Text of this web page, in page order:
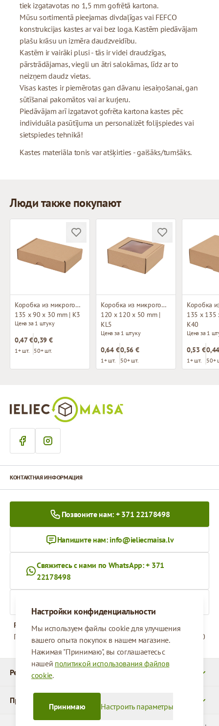
tiek izgatavotas no 1,5 mm gofrētā kartona.
Mūsu sortimentā pieejamas divdaļīgas vai FEFCO
konstrukcijas kastes ar vai bez loga. Kastēm piedāvājam
plašu krāsu un izmēra daudzveidību.
Kastēm ir vairāki plusi - tās ir videi draudzīgas,
pārstrādājamas, viegli un ātri salokāmas, līdz ar to
neizņem daudz vietas.
Visas kastes ir piemērotas gan dāvanu iesaiņošanai, gan
sūtīšanai pakomātos vai ar kurjeru.
Piedāvājam arī izgatavot gofrēta kartona kastes pēc
individuāla pasūtījuma un personalizēt folijspiedes vai
sietspiedes tehnikā!
Kastes materiāla tonis var atšķirties - gaišāks/tumšāks.
Люди также покупают
Коробка из микрогофрокартона
135 x 90 x 30 mm | K3
Цена за 1 штуку
0,47 €
1+ шт.
0,39 €
50+ шт.
Коробка из микрогофрокартона с окном
120 x 120 x 50 mm |
KL5
Цена за 1 штуку
0,64 €
1+ шт.
0,56 €
50+ шт.
135 x 135
K40
Цена за 1
0,53 €
1+ шт. 50+
Настройки конфиденциальности
Мы используем файлы cookie для улучшения
вашего опыта покупок в нашем магазине.
Нажимая "Принимаю", вы соглашаетесь с
нашей политикой использования файлов
cookie.
Настроить параметры
Принимаю
Реквизиты
Продукты
КОНТАКТНАЯ ИНФОРМАЦИЯ
Позвоните нам: + 371 22178498
Напишите нам: info@ieliecmaisa.lv
Свяжитесь с нами по WhatsApp: + 371
22178498
Рабочее время
Понедельник - Пятница
09:00 - 17:00